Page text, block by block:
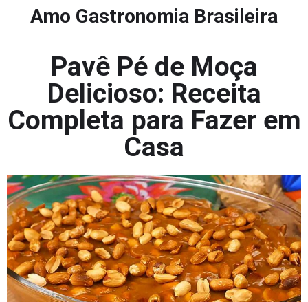
Amo Gastronomia Brasileira
Pavê Pé de Moça
Delicioso: Receita
Completa para Fazer em
Casa